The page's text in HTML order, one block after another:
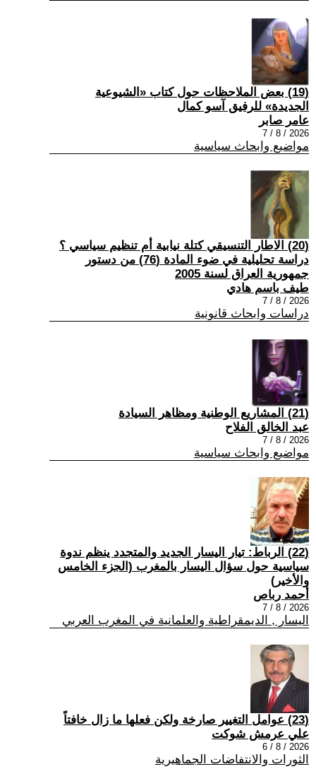
(19) بعض الملاحظات حول كتاب «الشيوعية
الجديدة» للرفيق آسو كمال
عامر صابر
2026 / 8 / 7
مواضيع وابحاث سياسية
(20) الاطار التنسيقي كتلة نيابية أم تنظيم سياسي ؟
دراسة تحليلية في ضوء المادة (76) من دستور
جمهورية العراق لسنة 2005
طيف باسم هادي
2026 / 8 / 7
دراسات وابحاث قانونية
(21) المشاريع الوطنية ومظاهر السيادة
عبد الخالق الفلاح
2026 / 8 / 7
مواضيع وابحاث سياسية
(22) الرباط: تيار اليسار الجديد والمتجدد ينظم ندوة
سياسية حول سؤال اليسار بالمغرب (الجزء الخامس
والأخير)
أحمد رباص
2026 / 8 / 7
اليسار , الديمقراطية والعلمانية في المغرب العربي
(23) عوامل التغيير صارخة ولكن فعلها ما زال خافتاً
علي عرمش شوكت
2026 / 8 / 6
الثورات والانتفاضات الجماهيرية